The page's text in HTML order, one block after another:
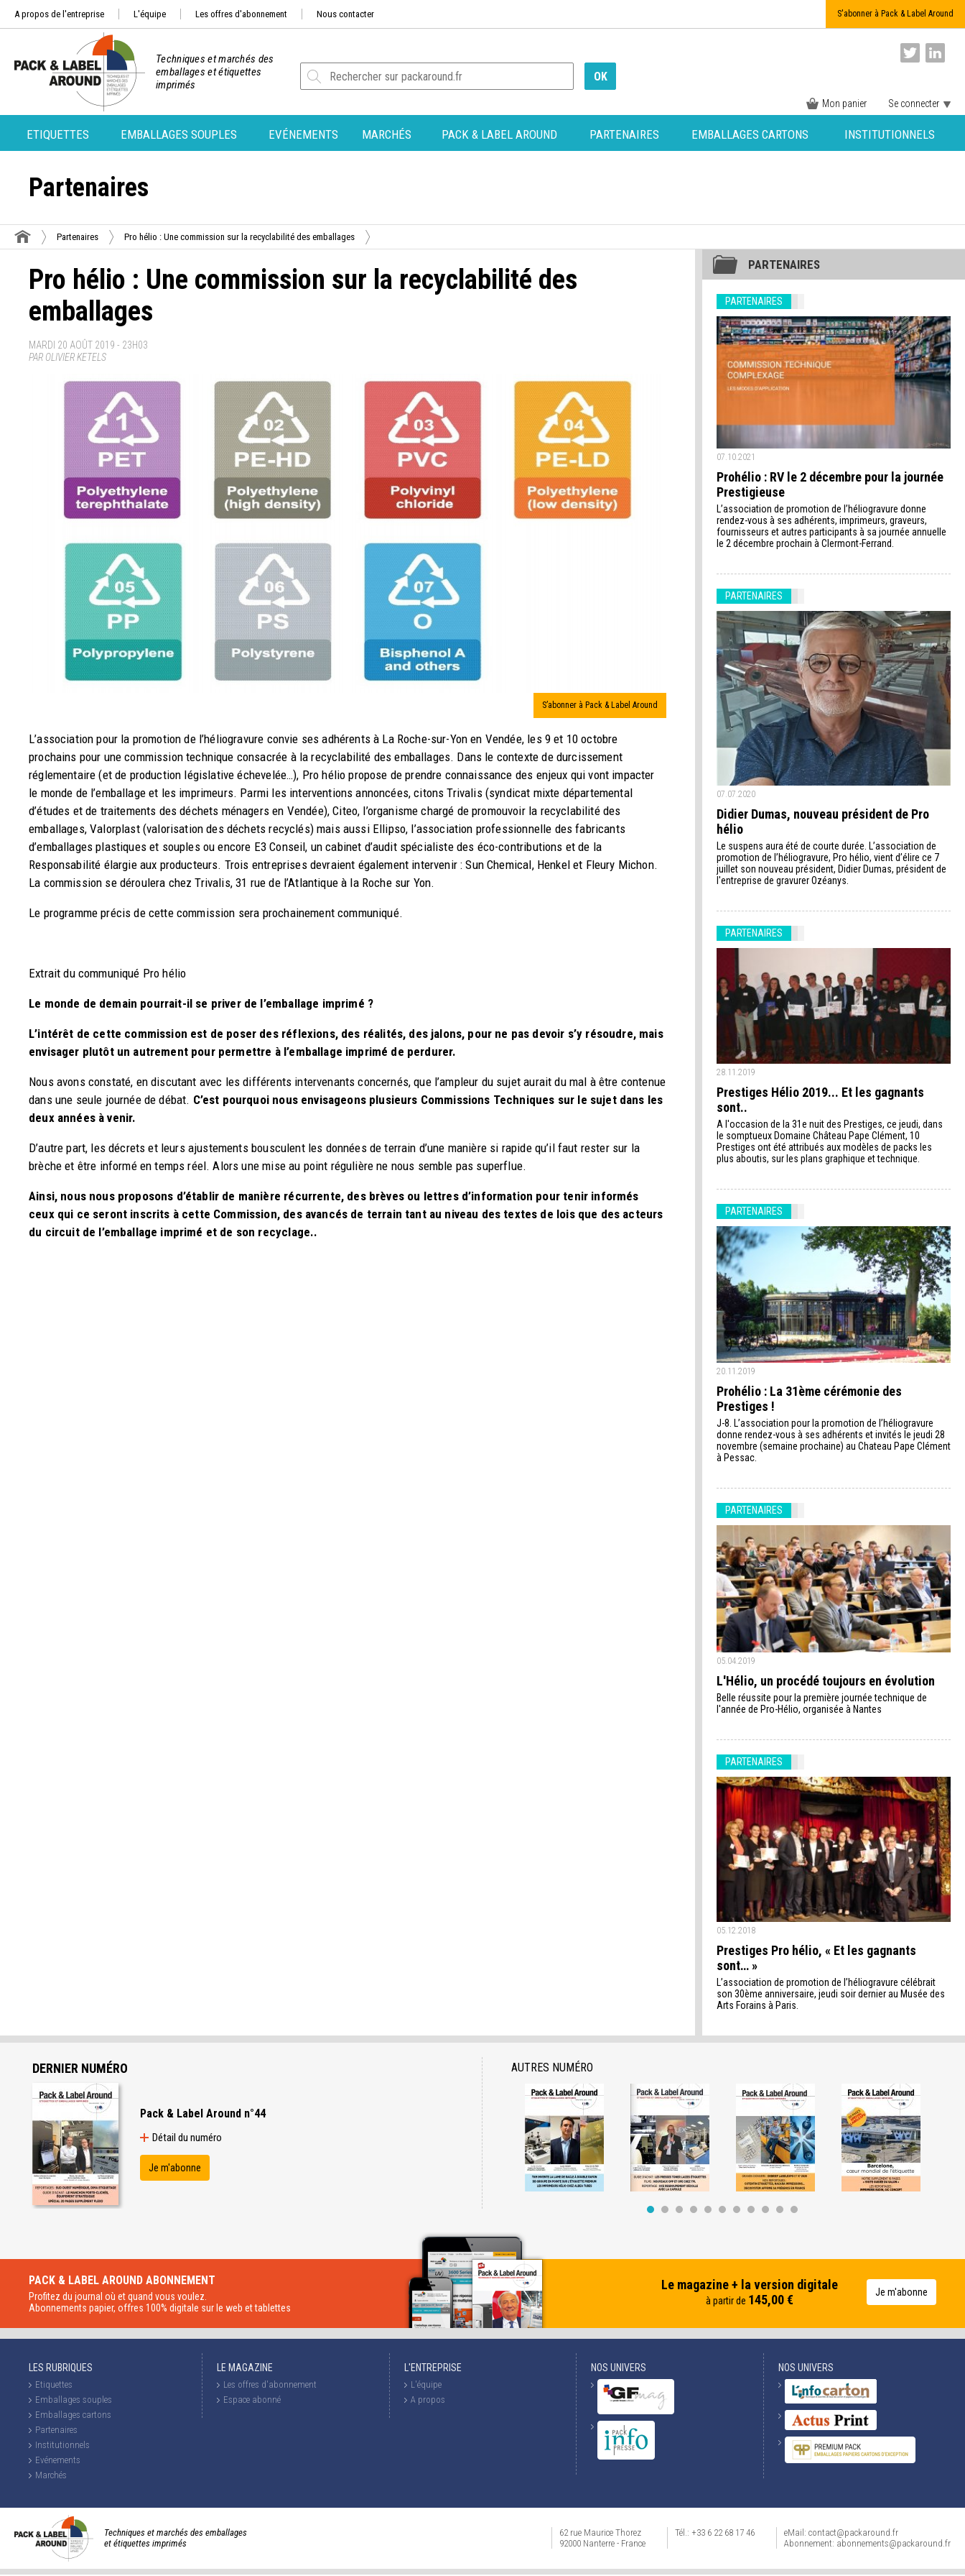
A propos de l'entreprise L'équipe Les offres d'abonnement Nous contacter S'abonner à Pack & Label Around
Techniques et marchés des
emballages et étiquettes
imprimés
Mon panier Se connecter
ETIQUETTES EMBALLAGES SOUPLES EVÉNEMENTS MARCHÉS PACK & LABEL AROUND PARTENAIRES EMBALLAGES CARTONS INSTITUTIONNELS
Partenaires
Partenaires Pro hélio : Une commission sur la recyclabilité des emballages
Pro hélio : Une commission sur la recyclabilité des
emballages
MARDI 20 AOÛT 2019 - 23H03
PAR OLIVIER KETELS
S’abonner à Pack & Label Around
L’association pour la promotion de l’héliogravure convie ses adhérents à La Roche-sur-Yon en Vendée, les 9 et 10 octobre
prochains pour une commission technique consacrée à la recyclabilité des emballages. Dans le contexte de durcissement
réglementaire (et de production législative échevelée…), Pro hélio propose de prendre connaissance des enjeux qui vont impacter
le monde de l’emballage et les imprimeurs. Parmi les interventions annoncées, citons Trivalis (syndicat mixte départemental
d’études et de traitements des déchets ménagers en Vendée), Citeo, l’organisme chargé de promouvoir la recyclabilité des
emballages, Valorplast (valorisation des déchets recyclés) mais aussi Ellipso, l’association professionnelle des fabricants
d’emballages plastiques et souples ou encore E3 Conseil, un cabinet d’audit spécialiste des éco-contributions et de la
Responsabilité élargie aux producteurs. Trois entreprises devraient également intervenir : Sun Chemical, Henkel et Fleury Michon.
La commission se déroulera chez Trivalis, 31 rue de l’Atlantique à la Roche sur Yon.
Le programme précis de cette commission sera prochainement communiqué.
Extrait du communiqué Pro hélio
Le monde de demain pourrait-il se priver de l’emballage imprimé ?
L’intérêt de cette commission est de poser des réflexions, des réalités, des jalons, pour ne pas devoir s’y résoudre, mais
envisager plutôt un autrement pour permettre à l’emballage imprimé de perdurer.
Nous avons constaté, en discutant avec les différents intervenants concernés, que l’ampleur du sujet aurait du mal à être contenue
dans une seule journée de débat. C’est pourquoi nous envisageons plusieurs Commissions Techniques sur le sujet dans les
deux années à venir.
D’autre part, les décrets et leurs ajustements bousculent les données de terrain d’une manière si rapide qu’il faut rester sur la
brèche et être informé en temps réel. Alors une mise au point régulière ne nous semble pas superflue.
Ainsi, nous nous proposons d’établir de manière récurrente, des brèves ou lettres d’information pour tenir informés
ceux qui ce seront inscrits à cette Commission, des avancés de terrain tant au niveau des textes de lois que des acteurs
du circuit de l’emballage imprimé et de son recyclage..
PARTENAIRES
PARTENAIRES
07.10.2021
Prohélio : RV le 2 décembre pour la journée
Prestigieuse
L’association de promotion de l’héliogravure donne
rendez-vous à ses adhérents, imprimeurs, graveurs,
fournisseurs et autres participants à sa journée annuelle
le 2 décembre prochain à Clermont-Ferrand.
PARTENAIRES
07.07.2020
Didier Dumas, nouveau président de Pro
hélio
Le suspens aura été de courte durée. L’association de
promotion de l’héliogravure, Pro hélio, vient d’élire ce 7
juillet son nouveau président, Didier Dumas, président de
l'entreprise de gravurer Ozéanys.
PARTENAIRES
28.11.2019
Prestiges Hélio 2019... Et les gagnants
sont..
A l'occasion de la 31e nuit des Prestiges, ce jeudi, dans
le somptueux Domaine Château Pape Clément, 10
Prestiges ont été attribués aux modèles de packs les
plus aboutis, sur les plans graphique et technique.
PARTENAIRES
20.11.2019
Prohélio : La 31ème cérémonie des
Prestiges !
J-8. L’association pour la promotion de l’héliogravure
donne rendez-vous à ses adhérents et invités le jeudi 28
novembre (semaine prochaine) au Chateau Pape Clément
à Pessac.
PARTENAIRES
05.04.2019
L'Hélio, un procédé toujours en évolution
Belle réussite pour la première journée technique de
l'année de Pro-Hélio, organisée à Nantes
PARTENAIRES
05.12.2018
Prestiges Pro hélio, « Et les gagnants
sont… »
L’association de promotion de l’héliogravure célébrait
son 30ème anniversaire, jeudi soir dernier au Musée des
Arts Forains à Paris.
DERNIER NUMÉRO
Pack & Label Around n°44
Détail du numéro
Je m'abonne
AUTRES NUMÉRO
PACK & LABEL AROUND ABONNEMENT
Profitez du journal où et quand vous voulez.
Abonnements papier, offres 100% digitale sur le web et tablettes
Le magazine + la version digitale
à partir de 145,00 € Je m'abonne
LES RUBRIQUES
Etiquettes
Emballages souples
Emballages cartons
Partenaires
Institutionnels
Evénements
Marchés
LE MAGAZINE
Les offres d'abonnement
Espace abonné
L'ENTREPRISE
L'équipe
A propos
NOS UNIVERS NOS UNIVERS
Techniques et marchés des emballages
et étiquettes imprimés
62 rue Maurice Thorez
92000 Nanterre - France
Tél.: +33 6 22 68 17 46
eMail: contact@packaround.fr
Abonnement: abonnements@packaround.fr